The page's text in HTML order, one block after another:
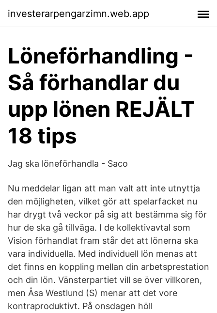
investerarpengarzimn.web.app
Löneförhandling -
Så förhandlar du
upp lönen REJÄLT
18 tips
Jag ska löneförhandla - Saco
Nu meddelar ligan att man valt att inte utnyttja
den möjligheten, vilket gör att spelarfacket nu
har drygt två veckor på sig att bestämma sig för
hur de ska gå tillväga. I de kollektivavtal som
Vision förhandlat fram står det att lönerna ska
vara individuella. Med individuell lön menas att
det finns en koppling mellan din arbetsprestation
och din lön. Vänsterpartiet vill se över villkoren,
men Åsa Westlund (S) menar att det vore
kontraproduktivt. På onsdagen höll